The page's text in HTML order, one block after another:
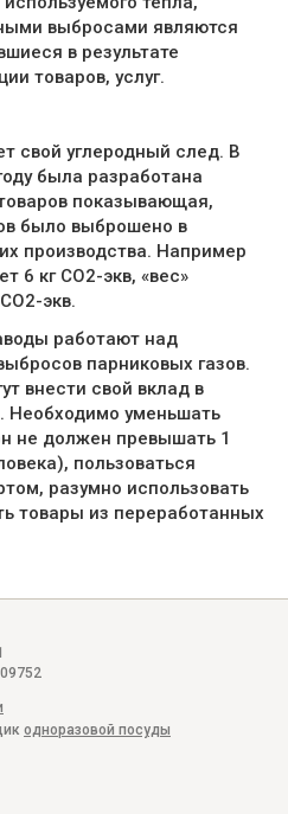
выбросами являются
в результате
товаров, услуг.
свой углеродный след. В
была разработана
показывающая,
было выброшено в
производства. Например
6 кг СО2-экв, «вес»
экв.
работают над
парниковых газов.
внести свой вклад в
Необходимо уменьшать
не должен превышать 1
пользоваться
разумно использовать
товары из переработанных
одноразовой посуды